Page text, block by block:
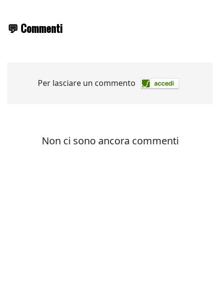
💬 Commenti